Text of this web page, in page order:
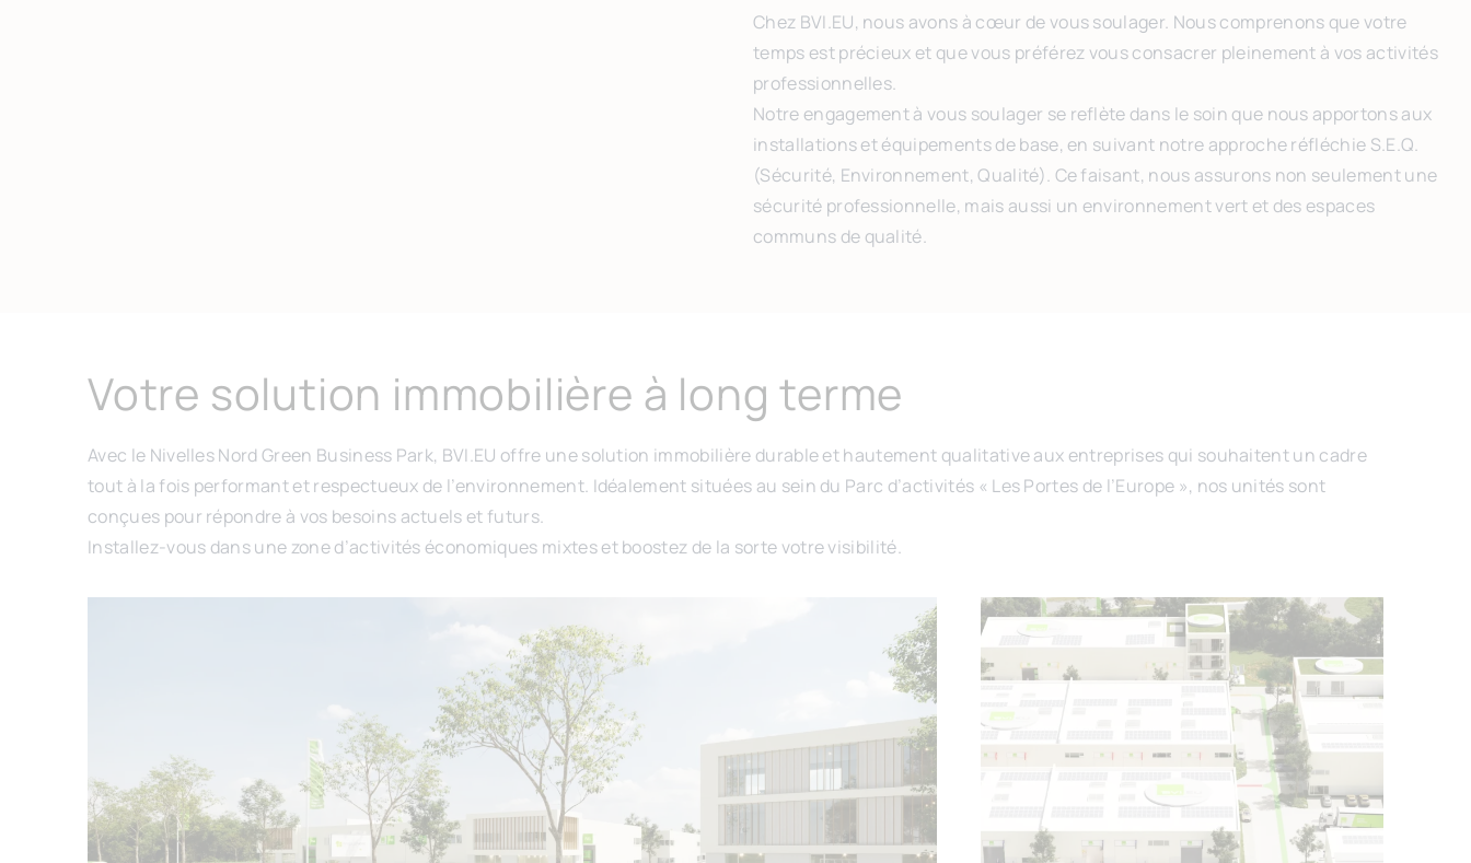
Chez BVI.EU, nous avons à cœur de vous soulager. Nous comprenons que votre
temps est précieux et que vous préférez vous consacrer pleinement à vos activités
professionnelles.
Notre engagement à vous soulager se reflète dans le soin que nous apportons aux
installations et équipements de base, en suivant notre approche réfléchie S.E.Q.
(Sécurité, Environnement, Qualité). Ce faisant, nous assurons non seulement une
sécurité professionnelle, mais aussi un environnement vert et des espaces
communs de qualité.
Votre solution immobilière à long terme
Avec le Nivelles Nord Green Business Park, BVI.EU offre une solution immobilière durable et hautement qualitative aux entreprises qui souhaitent un cadre
tout à la fois performant et respectueux de l’environnement. Idéalement situées au sein du Parc d’activités « Les Portes de l’Europe », nos unités sont
conçues pour répondre à vos besoins actuels et futurs.
Installez-vous dans une zone d’activités économiques mixtes et boostez de la sorte votre visibilité.